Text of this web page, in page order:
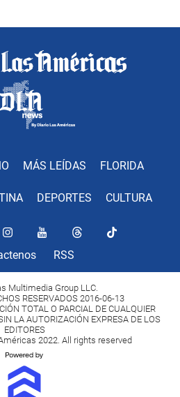
MÁS LEÍDAS FLORIDA
DEPORTES CULTURA
RSS
Multimedia Group LLC.
RESERVADOS 2016-06-13
TOTAL O PARCIAL DE CUALQUIER
LA AUTORIZACIÓN EXPRESA DE LOS
EDITORES
2022. All rights reserved